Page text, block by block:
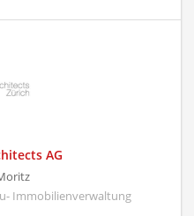
AG
Immobilienverwaltung